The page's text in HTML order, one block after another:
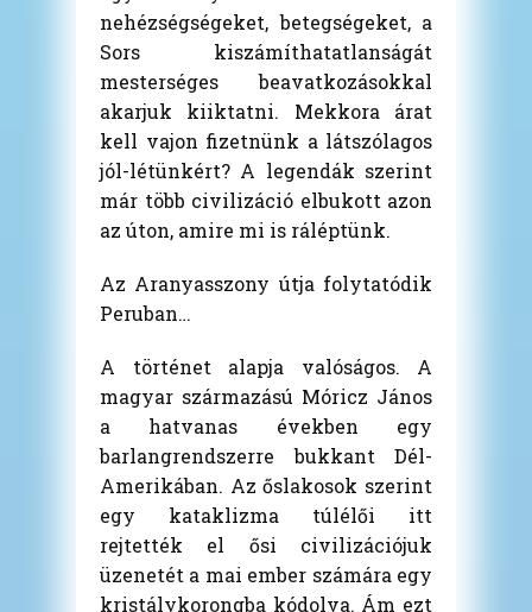
nehézségségeket, betegségeket, a
Sors kiszámíthatatlanságát
mesterséges beavatkozásokkal
akarjuk kiiktatni. Mekkora árat
kell vajon fizetnünk a látszólagos
jól-létünkért? A legendák szerint
már több civilizáció elbukott azon
az úton, amire mi is ráléptünk.
Az Aranyasszony útja folytatódik
Peruban…
A történet alapja valóságos. A
magyar származású Móricz János
a hatvanas években egy
barlangrendszerre bukkant Dél-
Amerikában. Az őslakosok szerint
egy kataklizma túlélői itt
rejtették el ősi civilizációjuk
üzenetét a mai ember számára egy
kristálykorongba kódolva. Ám ezt